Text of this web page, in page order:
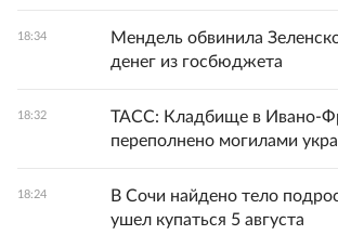
18:34
Мендель обвинила
денег из госбюджета
18:32
ТАСС: Кладбище в Ивано-
переполнено могилами
18:24
В Сочи найдено тело
ушел купаться 5 августа